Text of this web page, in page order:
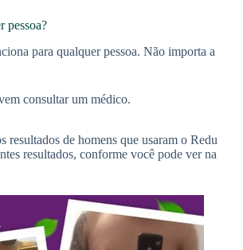
pessoa?
para qualquer pessoa. Não importa a
consultar um médico.
resultados de homens que usaram o Redu
resultados, conforme você pode ver na